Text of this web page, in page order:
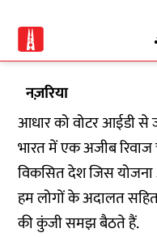
नज़रिया
आधार को वोटर आईडी से
भारत में एक अजीब
विकसित देश जिस
हम लोगों के अदालत
की कुंजी समझ बैठते हैं.